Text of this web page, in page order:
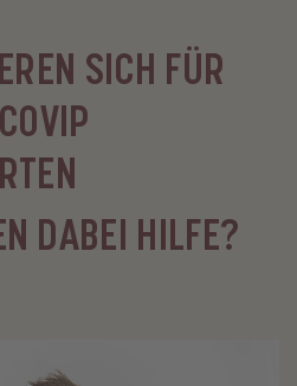
SICH FÜR
DABEI HILFE?